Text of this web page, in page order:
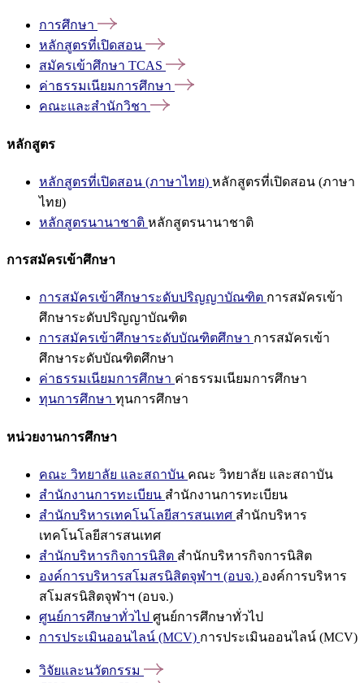
การศึกษา
หลักสูตรที่เปิดสอน
สมัครเข้าศึกษา TCAS
ค่าธรรมเนียมการศึกษา
คณะและสำนักวิชา
หลักสูตร
หลักสูตรที่เปิดสอน (ภาษาไทย) หลักสูตรที่เปิดสอน (ภาษา
ไทย)
หลักสูตรนานาชาติ หลักสูตรนานาชาติ
การสมัครเข้าศึกษา
การสมัครเข้าศึกษาระดับปริญญาบัณฑิต การสมัครเข้า
ศึกษาระดับปริญญาบัณฑิต
การสมัครเข้าศึกษาระดับบัณฑิตศึกษา การสมัครเข้า
ศึกษาระดับบัณฑิตศึกษา
ค่าธรรมเนียมการศึกษา ค่าธรรมเนียมการศึกษา
ทุนการศึกษา ทุนการศึกษา
หน่วยงานการศึกษา
คณะ วิทยาลัย และสถาบัน คณะ วิทยาลัย และสถาบัน
สำนักงานการทะเบียน สำนักงานการทะเบียน
สำนักบริหารเทคโนโลยีสารสนเทศ สำนักบริหาร
เทคโนโลยีสารสนเทศ
สำนักบริหารกิจการนิสิต สำนักบริหารกิจการนิสิต
องค์การบริหารสโมสรนิสิตจุฬาฯ (อบจ.) องค์การบริหาร
สโมสรนิสิตจุฬาฯ (อบจ.)
ศูนย์การศึกษาทั่วไป ศูนย์การศึกษาทั่วไป
การประเมินออนไลน์ (MCV) การประเมินออนไลน์ (MCV)
วิจัยและนวัตกรรม